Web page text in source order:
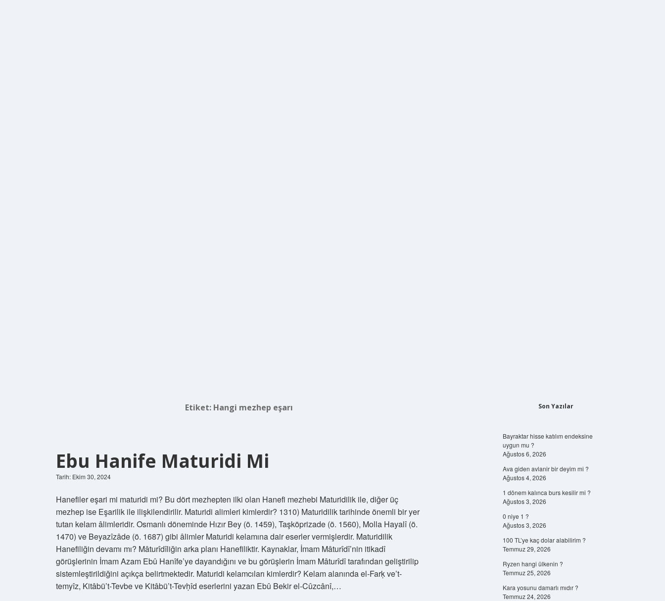
Etiket: Hangi mezhep eşarı
Ebu Hanife Maturidi Mi
Tarih: Ekim 30, 2024
Hanefiler eşari mi maturidi mi? Bu dört mezhepten ilki olan Hanefi mezhebi Maturidilik ile, diğer üç
mezhep ise Eşarilik ile ilişkilendirilir. Maturidi alimleri kimlerdir? 1310) Maturidilik tarihinde önemli bir yer
tutan kelam âlimleridir. Osmanlı döneminde Hızır Bey (ö. 1459), Taşköprizade (ö. 1560), Molla Hayalî (ö.
1470) ve Beyazîzâde (ö. 1687) gibi âlimler Maturidi kelamına dair eserler vermişlerdir. Maturidilik
Hanefiliğin devamı mı? Mâturîdîliğin arka planı Hanefiliktir. Kaynaklar, İmam Mâturîdî’nin itikadî
görüşlerinin İmam Azam Ebû Hanîfe’ye dayandığını ve bu görüşlerin İmam Mâturîdî tarafından geliştirilip
sistemleştirildiğini açıkça belirtmektedir. Maturidi kelamcıları kimlerdir? Kelam alanında el-Farḳ ve’t-
temyîz, Kitâbü’t-Tevbe ve Kitâbü’t-Tevḥîd eserlerini yazan Ebû Bekir el-Cûzcânî,…
Son Yazılar
Bayraktar hisse katılım endeksine
uygun mu ?
Ağustos 6, 2026
Ava giden avlanir bir deyim mi ?
Ağustos 4, 2026
1 dönem kalınca burs kesilir mi ?
Ağustos 3, 2026
0 niye 1 ?
Ağustos 3, 2026
100 TL’ye kaç dolar alabilirim ?
Temmuz 29, 2026
Ryzen hangi ülkenin ?
Temmuz 25, 2026
Kara yosunu damarlı mıdır ?
Temmuz 24, 2026